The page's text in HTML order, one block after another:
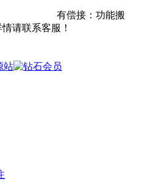
有偿接：功能搬
请联系客服！